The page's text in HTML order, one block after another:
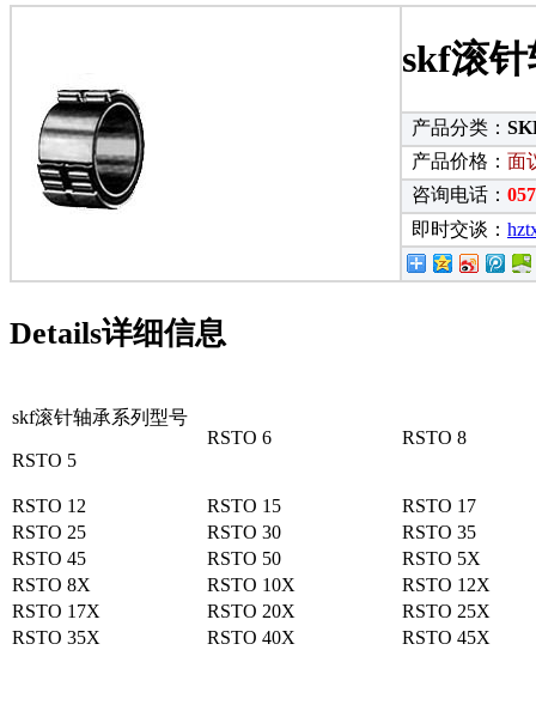
skf滚
产品分类：
产品价格： 面
咨询电话：
即时交谈：
Details详细信息
skf滚针轴承系列型号
RSTO 5
RSTO 6 RSTO 8
RSTO 12 RSTO 15
RSTO 17
RSTO 25
RSTO 30
RSTO 35
RSTO 45
RSTO 50
RSTO 5X
RSTO 8X
RSTO 10X
RSTO 12X
RSTO 17X
RSTO 20X
RSTO 25X
RSTO 35X
RSTO 40X RSTO 45X